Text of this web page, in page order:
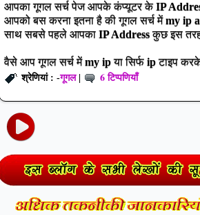
आपका गूगल सर्च पेज आपके कंप्यूटर केIP
आपको बस करना इतना है की गूगल सर्च मेंmy ip
साथ सबसे पहले आपका IP Addressकुछ इस
वैसे आप गूगल सर्च मेंmy ipया सिर्फ ipटाइप
श्रेणियां : -गूगल| 6 टिप्पणियाँ